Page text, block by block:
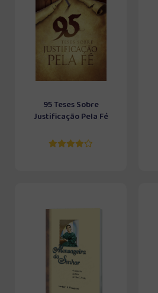
95 Teses Sobre
Justificação Pela Fé